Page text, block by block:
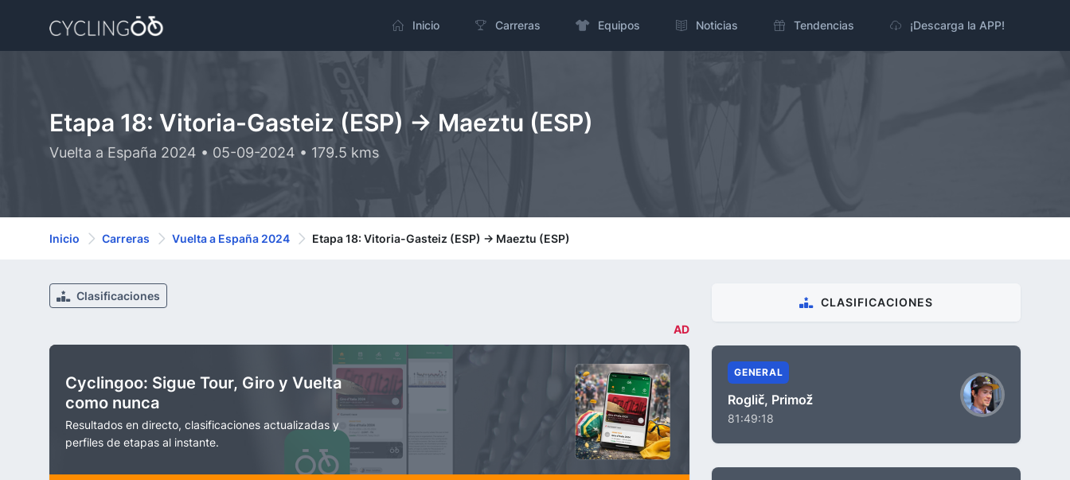
Inicio Carreras Equipos Noticias Tendencias ¡Descarga la APP!
Etapa 18: Vitoria-Gasteiz (ESP) -> Maeztu (ESP)
Vuelta a España 2024 • 05-09-2024 • 179.5 kms
Inicio Carreras Vuelta a España 2024 Etapa 18: Vitoria-Gasteiz (ESP) -> Maeztu (ESP)
Clasificaciones
AD
Cyclingoo: Sigue Tour, Giro y Vuelta
como nunca
Resultados en directo, clasificaciones actualizadas y
perfiles de etapas al instante.
CLASIFICACIONES
GENERAL
Roglič, Primož
81:49:18